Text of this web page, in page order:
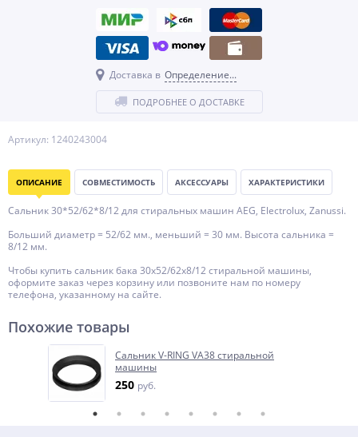
Артикул: 1240243004
Доставка в Определение...
ПОДРОБНЕЕ О ДОСТАВКЕ
ОПИСАНИЕ СОВМЕСТИМОСТЬ АКСЕССУАРЫ ХАРАКТЕРИСТИКИ
Сальник 30*52/62*8/12 для стиральных машин AEG, Electrolux, Zanussi.
Больший диаметр = 52/62 мм., меньший = 30 мм. Высота сальника =
8/12 мм.
Чтобы купить сальник бака 30x52/62x8/12 стиральной машины,
оформите заказ через корзину или позвоните нам по номеру
телефона, указанному на сайте.
Похожие товары
Сальник V-RING VA38 стиральной
машины
250 руб.